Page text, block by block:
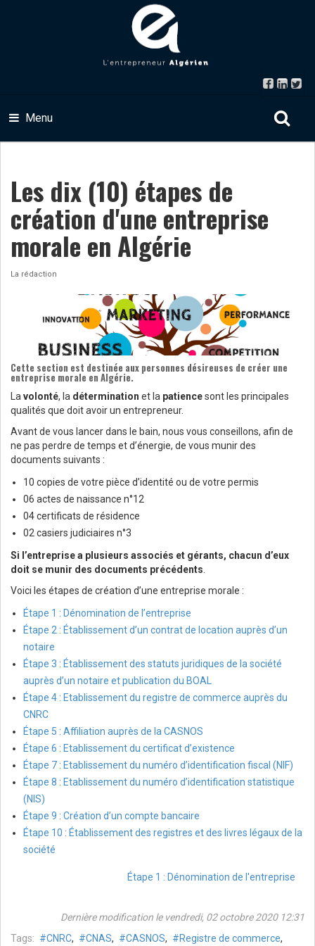
Menu
Les dix (10) étapes de
création d'une entreprise
morale en Algérie
La rédaction
Cette section est destinée aux personnes désireuses de créer une
entreprise morale en Algérie.
La volonté, la détermination et la patiencesont les principales
qualités que doit avoir un entrepreneur.
Avant de vous lancer dans le bain, nous vous conseillons, afin de
ne pas perdre de temps et d’énergie, de vous munir des
documents suivants :
10 copies de votre pièce d’identité ou de votre permis
06 actes de naissance n°12
04 certificats de résidence
02 casiers judiciaires n°3
Si l’entreprise a plusieurs associés et gérants, chacun d’eux
doit se munir des documents précédents
Voici les étapes de création d’une entreprise morale :
Étape 1 : Dénomination de l’entreprise
Étape 2 : Établissement d’un contrat de location auprès d’un
notaire
Étape 3 : Établissement des statuts juridiques de la société
auprès d’un notaire et publication du BOAL
Étape 4 : Etablissement du registre de commerce auprès du
CNRC
Étape 5 : Affiliation auprès de la CASNOS
Étape 6 : Etablissement du certificat d’existence
Étape 7 : Etablissement du numéro d’identification fiscal (NIF)
Étape 8 : Etablissement du numéro d’identification statistique
(NIS)
Étape 9 : Création d’un compte bancaire
Étape 10 : Établissement des registres et des livres légaux de la
société
Étape 1 : Dénomination de l'entreprise
Dernière modification le vendredi, 02 octobre 2020 12:31
Tags:
CNRC, CNAS, CASNOS, Registre de commerce,